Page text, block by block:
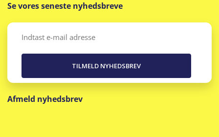
Se vores seneste nyhedsbreve
Email
Afmeld nyhedsbrev